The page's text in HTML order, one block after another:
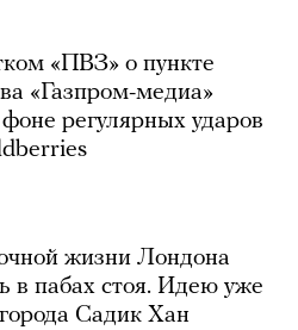
«ПВЗ» о пункте
«Газпром-медиа»
регулярных ударов
жизни Лондона
в пабах стоя. Идею уже
Садик Хан